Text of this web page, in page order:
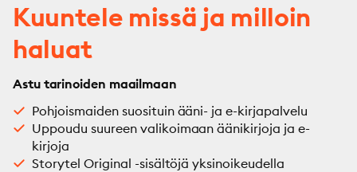
Kuuntele missä ja milloin
haluat
Astu tarinoiden maailmaan
Pohjoismaiden suosituin ääni- ja e-kirjapalvelu
Uppoudu suureen valikoimaan äänikirjoja ja e-
kirjoja
Storytel Original -sisältöjä yksinoikeudella